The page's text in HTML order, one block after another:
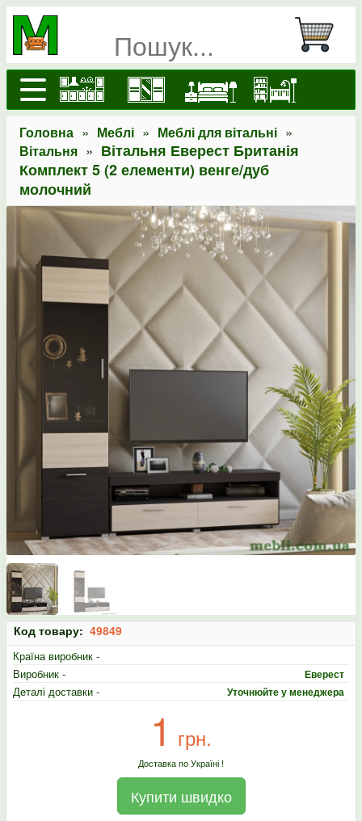
Головна » Меблі » Меблі для вітальні »
Вітальня » Вітальня Еверест Британія
Комплект 5 (2 елементи) венге/дуб
молочний
Код товару: 49849
Країна виробник -
Виробник -
Еверест
Деталі доставки - Уточнюйте у менеджера
1 грн.
Доставка по Україні !
Купити швидко